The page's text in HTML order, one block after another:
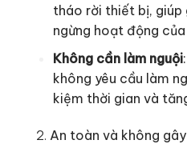
tháo rời thiết bị, giúp
ngừng hoạt động
Không cần làm nguội
không yêu cầu làm
kiệm thời gian và
2. An toàn và không